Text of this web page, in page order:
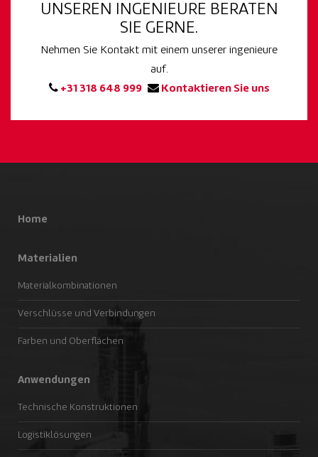
UNSEREN INGENIEURE BERATEN
SIE GERNE.
Nehmen Sie Kontakt mit einem unserer ingenieure
auf.
+31 318 648 999
Kontaktieren Sie uns
Home
Materialien
Materialkombinationen
Verschlüsse und Verbindungen
Farben und Oberflächen
Anwendungen
Technische Konstruktionen
Logistiklösungen